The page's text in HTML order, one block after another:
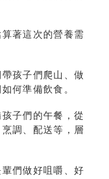
著這次的營養需
孩子們爬山、做
何準備飲食。
子們的午餐，從
調、配送等，層
們做好咀嚼、好